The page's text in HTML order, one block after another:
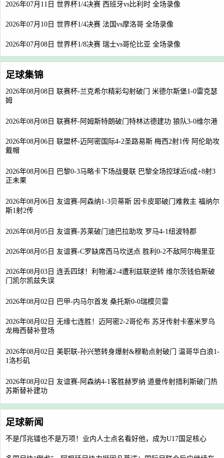
2026年07月11日 世界杯1/4决赛 西班牙vs比利时 全场录像
2026年07月10日 世界杯1/4决赛 法国vs摩洛哥 全场录像
2026年07月08日 世界杯1/8决赛 瑞士vs哥伦比亚 全场录像
足球集锦
2026年08月08日 联赛杯-兰克希尔精彩勾射破门 米德尔斯堡1-0雷克瑟
姆
2026年08月08日 联赛杯-阿姆斯特朗破门特林达德建功 狼队3-0维尔港
2026年08月06日 联盟杯-迈阿密国际4-2圣路易斯 梅西2射1传 阿伦助攻
戴帽
2026年08月06日 巴黎0-3马略卡下场战曼联 巴黎全场控球近6成+8射3
正未果
2026年08月06日 友谊赛-阿森纳1-3贝蒂斯 因卡皮耶破门难救主 福纳尔
斯1射2传
2026年08月05日 友谊赛-苏莱破门迪巴拉助攻 罗马4-1纽波特郡
2026年08月05日 友谊赛-C罗缺席西马坎送点 胜利0-2不敌阿尔梅里亚
2026年08月03日 连丢四球！利物浦2-4遭利兹联逆转 维尔茨钱伯斯破
门凯尔凯兹失误
2026年08月02日 巴甲-内马尔首发 桑托斯0-0瑞模贝雷
2026年08月02日 无缘七连胜！迈阿密2-2哥伦布 苏牙传射卡塞米罗乌
龙梅西替补登场
2026年08月02日 美职联-孙兴慜转身爆射&穆勒点射破门 温哥华白浪1-
1洛杉矶
2026年08月02日 友谊赛-阿森纳4-1客胜赫罗纳 道曼传射措利斯破门热
苏斯替补建功
足球新闻
不是邝兆镭也不是万项！业内人士点名看好他，成为U17国足核心